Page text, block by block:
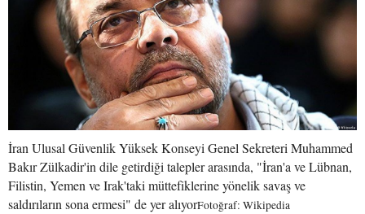
İran Ulusal Güvenlik Yüksek Konseyi Genel Sekreteri Muhammed
Bakır Zülkadir'in dile getirdiği talepler arasında, "İran'a ve Lübnan,
Filistin, Yemen ve Irak'taki müttefiklerine yönelik savaş ve
saldırıların sona ermesi" de yer alıyorFotoğraf: Wikipedia